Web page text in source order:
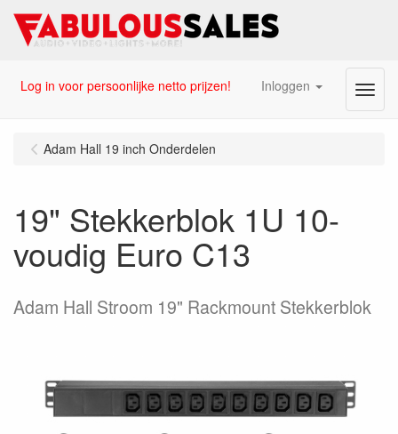
Log in voor persoonlijke netto prijzen! Inloggen Menu
Adam Hall 19 inch Onderdelen
19" Stekkerblok 1U 10-
voudig Euro C13
Adam Hall Stroom 19" Rackmount Stekkerblok